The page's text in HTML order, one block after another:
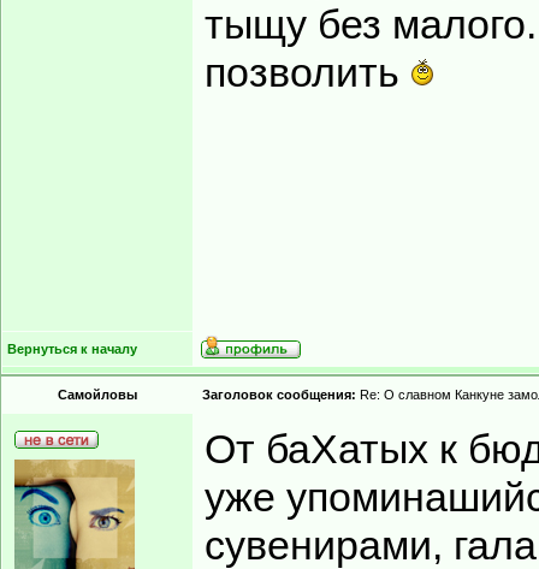
тыщу без
позволить
Вернуться к началу
Самойловы Заголовок сообщения: Re: О славном Канкуне
От баХатых к
уже
сувенирами,